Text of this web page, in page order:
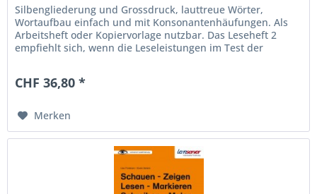
Silbengliederung und Grossdruck, lauttreue Wörter,
Wortaufbau einfach und mit Konsonantenhäufungen. Als
Arbeitsheft oder Kopiervorlage nutzbar. Das Leseheft 2
empfiehlt sich, wenn die Leseleistungen im Test der
CHF 36,80 *
Merken